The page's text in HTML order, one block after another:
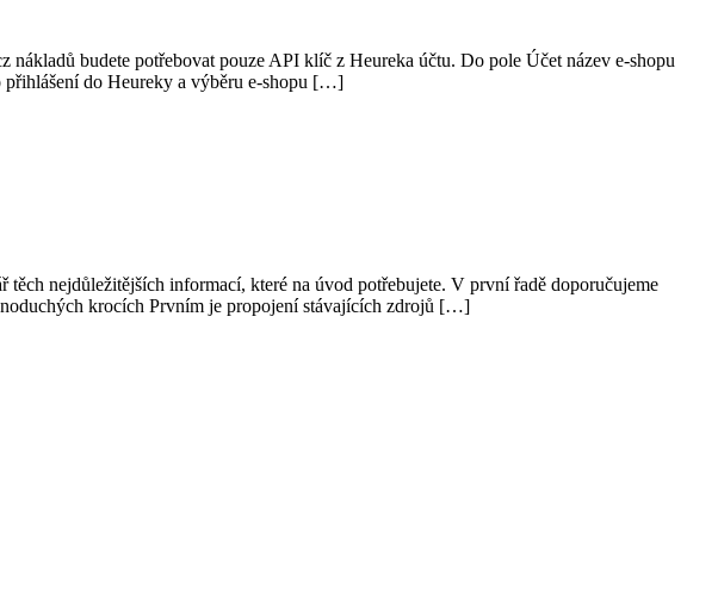
budete potřebovat pouze API klíč z Heureka účtu. Do pole Účet název e-shopu
přihlášení do Heureky a výběru e-shopu […]
nejdůležitějších informací, které na úvod potřebujete. V první řadě doporučujeme
krocích Prvním je propojení stávajících zdrojů […]